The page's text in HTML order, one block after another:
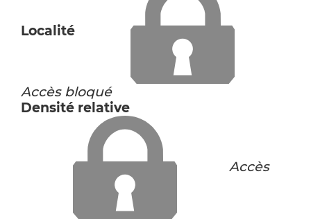
Localité
Accès bloqué
Densité relative
Accès